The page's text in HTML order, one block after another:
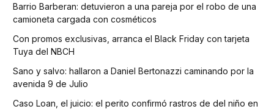
Barrio Barberan: detuvieron a una pareja por el robo de una
camioneta cargada con cosméticos
Con promos exclusivas, arranca el Black Friday con tarjeta
Tuya del NBCH
Sano y salvo: hallaron a Daniel Bertonazzi caminando por la
avenida 9 de Julio
Caso Loan, el juicio: el perito confirmó rastros de del niño en